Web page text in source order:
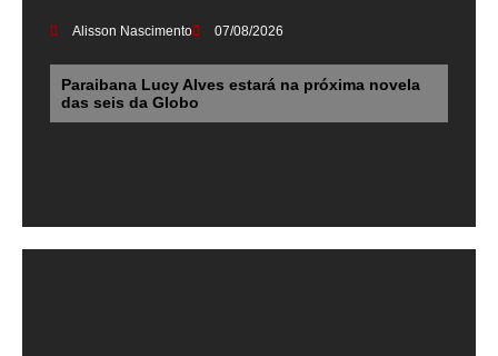
Alisson Nascimento 07/08/2026
Paraibana Lucy Alves estará na próxima novela
das seis da Globo